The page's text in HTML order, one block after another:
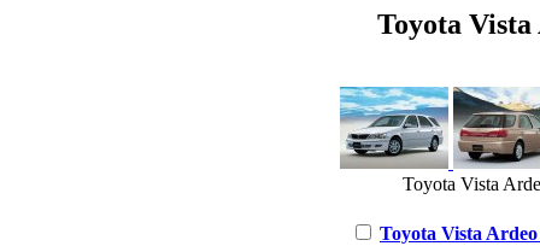
Toyota Vista
Toyota Vista
Toyota Vista